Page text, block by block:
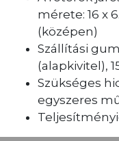
mérete: 16 x
(középen)
Szállítási
(alapkivitel),
Szükséges
egyszeres